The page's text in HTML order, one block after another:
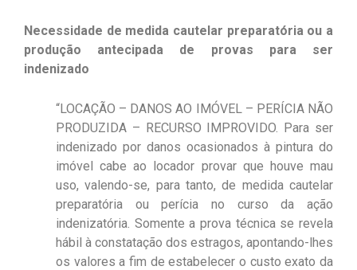
Necessidade de medida cautelar preparatória ou a
produção antecipada de provas para ser
indenizado
“LOCAÇÃO – DANOS AO IMÓVEL – PERÍCIA NÃO
PRODUZIDA – RECURSO IMPROVIDO. Para ser
indenizado por danos ocasionados à pintura do
imóvel cabe ao locador provar que houve mau
uso, valendo-se, para tanto, de medida cautelar
preparatória ou perícia no curso da ação
indenizatória. Somente a prova técnica se revela
hábil à constatação dos estragos, apontando-lhes
os valores a fim de estabelecer o custo exato da